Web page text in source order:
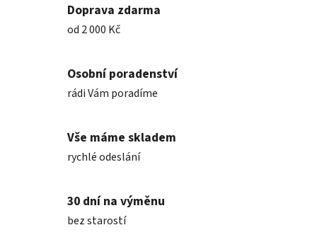
Doprava zdarma
od 2 000 Kč
Osobní poradenství
rádi Vám poradíme
Vše máme skladem
rychlé odeslání
30 dní na výměnu
bez starostí